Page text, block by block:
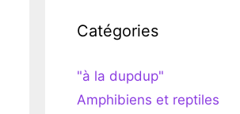
Catégories
"à la dupdup"
Amphibiens et reptiles